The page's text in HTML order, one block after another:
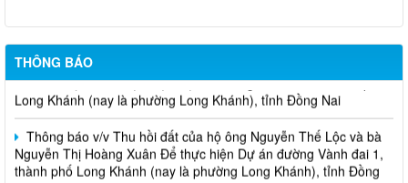
THÔNG BÁO
Thông báo v/v Thu hồi đất của hộ ông Nguyễn Thọ Thanh và
bà Lưu Thị Trí Để thực hiện Dự án đường Vành đai 1, thành phố
Long Khánh (nay là phường Long Khánh), tỉnh Đồng Nai
Thông báo v/v Thu hồi đất của hộ ông Nguyễn Thế Lộc và bà
Nguyễn Thị Hoàng Xuân Để thực hiện Dự án đường Vành đai 1,
thành phố Long Khánh (nay là phường Long Khánh), tỉnh Đồng
Nai